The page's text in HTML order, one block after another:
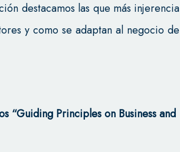
destacamos las que más injerencia
y como se adaptan al negocio de
“Guiding Principles on Business and